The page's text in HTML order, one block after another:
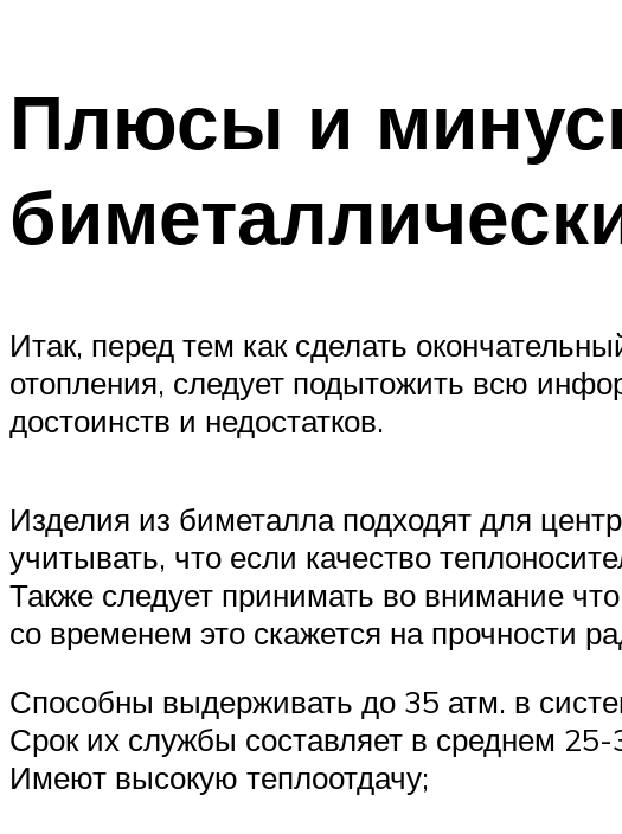
Плюсы и
Итак, перед тем как сделать
отопления, следует подытожить всю
достоинств и недостатков.
Изделия из биметалла подходят для
учитывать, что если качество
Также следует принимать во внимание
со временем это скажется на прочности
Способны выдерживать до 35 атм. в
Срок их службы составляет в среднем 25-
Имеют высокую теплоотдачу;